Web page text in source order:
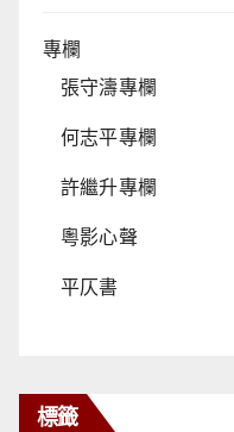
專欄
張守濤專欄
何志平專欄
許繼升專欄
粵影心聲
平仄書
標籤